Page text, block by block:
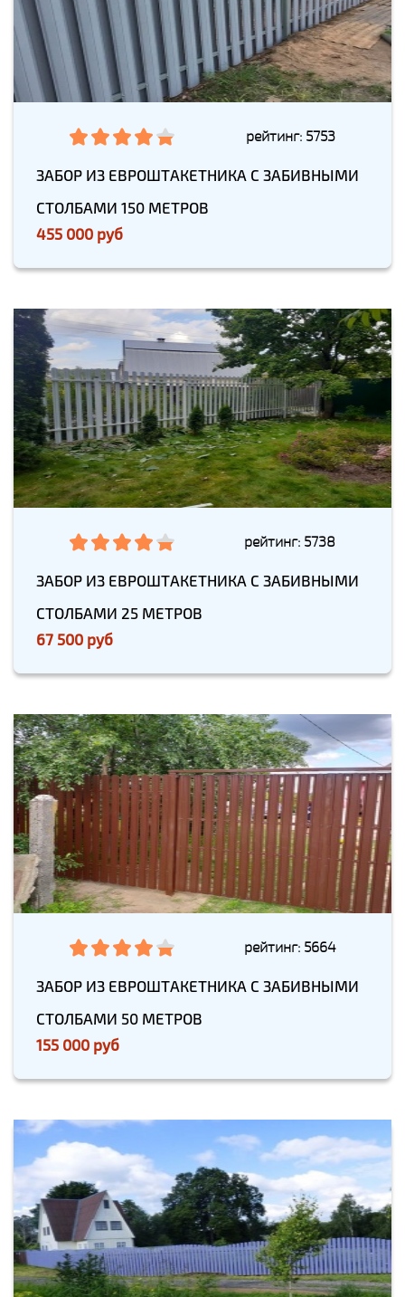
рейтинг: 5753
ЗАБОР ИЗ ЕВРОШТАКЕТНИКА С ЗАБИВНЫМИ
СТОЛБАМИ 150 МЕТРОВ
455 000 руб
рейтинг: 5738
ЗАБОР ИЗ ЕВРОШТАКЕТНИКА С ЗАБИВНЫМИ
СТОЛБАМИ 25 МЕТРОВ
67 500 руб
рейтинг: 5664
ЗАБОР ИЗ ЕВРОШТАКЕТНИКА С ЗАБИВНЫМИ
СТОЛБАМИ 50 МЕТРОВ
155 000 руб